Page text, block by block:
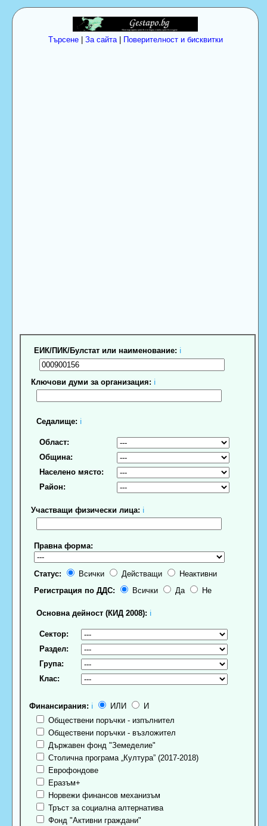
Търсене| За сайта| Поверителност и бисквитки
ЕИК/ПИК/Булстат или наименование: ℹ
Ключови думи за организация: ℹ
Седалище: ℹ
Област:
Община:
Населено място:
Район:
Участващи физически лица: ℹ
Правна форма:
Статус: Всички Действащи
Неактивни
Регистрация по ДДС:
Всички Да Не
Основна дейност (КИД 2008): ℹ
Сектор:
Раздел:
Група:
Клас:
Финансирания: ℹ ИЛИ
И
Обществени поръчки - изпълнител
Обществени поръчки - възложител
Държавен фонд "Земеделие"
Столична програма „Култура” (2017-2018)
Еврофондове
Еразъм+
Норвежи финансов механизъм
Тръст за социална алтернатива
Фонд "Активни граждани"